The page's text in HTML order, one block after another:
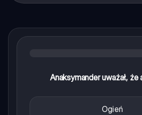
Anaksymander uważał, że
Ogień